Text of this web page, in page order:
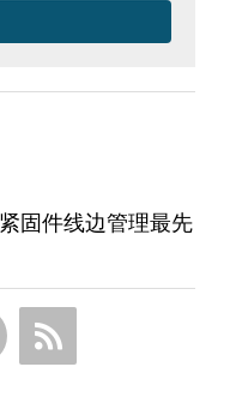
固件线边管理最先